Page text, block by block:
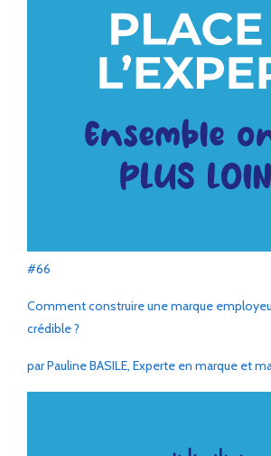
#66
Comment construire une marque
crédible ?
par Pauline BASILE, Experte en marque et